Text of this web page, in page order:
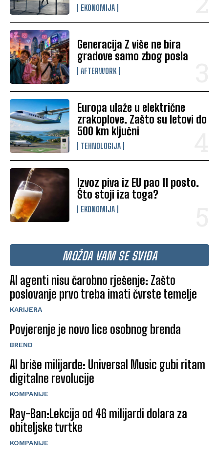
EKONOMIJA
Generacija Z više ne bira
gradove samo zbog posla
AFTERWORK
Europa ulaže u električne
zrakoplove. Zašto su letovi do
500 km ključni
TEHNOLOGIJA
Izvoz piva iz EU pao 11 posto.
Što stoji iza toga?
EKONOMIJA
MOŽDA VAM SE SVIĐA
AI agenti nisu čarobno rješenje: Zašto
poslovanje prvo treba imati čvrste temelje
KARIJERA
Povjerenje je novo lice osobnog brenda
BREND
AI briše milijarde: Universal Music gubi ritam
digitalne revolucije
KOMPANIJE
Ray-Ban:Lekcija od 46 milijardi dolara za
obiteljske tvrtke
KOMPANIJE